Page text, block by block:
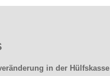
in der Hülfskasse